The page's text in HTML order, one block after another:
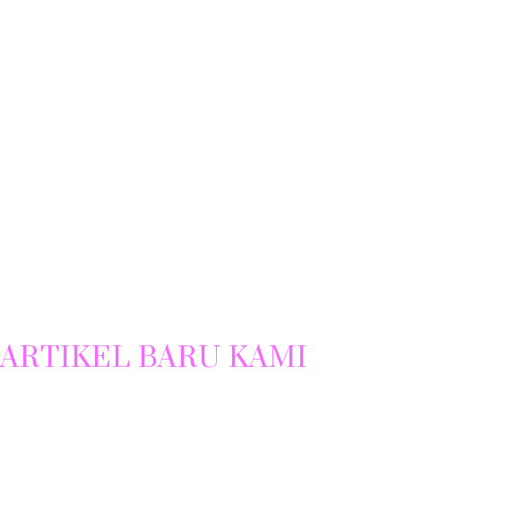
ARTIKEL BARU KAMI